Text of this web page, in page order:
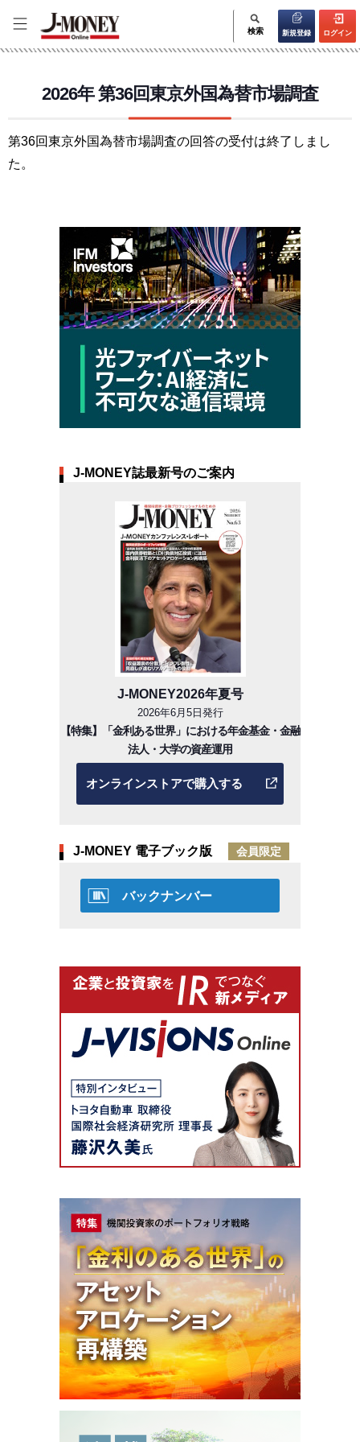
検索 新規登録 ログイン
2026年 第36回東京外国為替市場調査
第36回東京外国為替市場調査の回答の受付は終了しまし
た。
J-MONEY誌最新号のご案内
J-MONEY2026年夏号
2026年6月5日発行
【特集】「金利ある世界」における年金基金・金融
法人・大学の資産運用
オンラインストアで購入する
J-MONEY 電子ブック版 会員限定
バックナンバー